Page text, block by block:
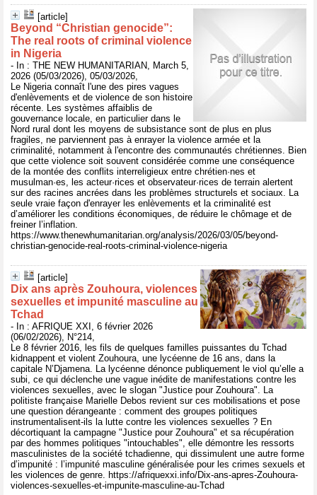
[article]
Beyond “Christian genocide”:
The real roots of criminal violence
in Nigeria
- In : THE NEW HUMANITARIAN, March 5,
2026 (05/03/2026), 05/03/2026,
Le Nigeria connaît l'une des pires vagues
d'enlèvements et de violence de son histoire
récente. Les systèmes affaiblis de
gouvernance locale, en particulier dans le
Nord rural dont les moyens de subsistance sont de plus en plus
fragiles, ne parviennent pas à enrayer la violence armée et la
criminalité, notamment à l'encontre des communautés chrétiennes. Bien
que cette violence soit souvent considérée comme une conséquence
de la montée des conflits interreligieux entre chrétien·nes et
musulman·es, les acteur·rices et observateur·rices de terrain alertent
sur des racines ancrées dans les problèmes structurels et sociaux. La
seule vraie façon d'enrayer les enlèvements et la criminalité est
d’améliorer les conditions économiques, de réduire le chômage et de
freiner l’inflation.
https://www.thenewhumanitarian.org/analysis/2026/03/05/beyond-
christian-genocide-real-roots-criminal-violence-nigeria
[article]
Dix ans après Zouhoura, violences
sexuelles et impunité masculine au
Tchad
- In : AFRIQUE XXI, 6 février 2026
(06/02/2026), N°214,
Le 8 février 2016, les fils de quelques familles puissantes du Tchad
kidnappent et violent Zouhoura, une lycéenne de 16 ans, dans la
capitale N’Djamena. La lycéenne dénonce publiquement le viol qu’elle a
subi, ce qui déclenche une vague inédite de manifestations contre les
violences sexuelles, avec le slogan "Justice pour Zouhoura". La
politiste française Marielle Debos revient sur ces mobilisations et pose
une question dérangeante : comment des groupes politiques
instrumentalisent-ils la lutte contre les violences sexuelles ? En
décortiquant la campagne "Justice pour Zouhoura" et sa récupération
par des hommes politiques "intouchables", elle démontre les ressorts
masculinistes de la société tchadienne, qui dissimulent une autre forme
d’impunité : l’impunité masculine généralisée pour les crimes sexuels et
les violences de genre. https://afriquexxi.info/Dix-ans-apres-Zouhoura-
violences-sexuelles-et-impunite-masculine-au-Tchad